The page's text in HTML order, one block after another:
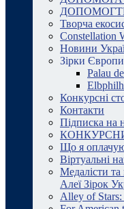
Творча
Constellation
Новини
Зірки
Palau
Конкурсні
Контакти
Підписка на
Що я
Віртуальні
Медалісти та
Алеї Зірок
Alley of Stars: